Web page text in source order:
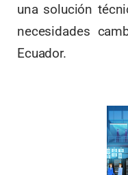
una solución
necesidades
Ecuador.